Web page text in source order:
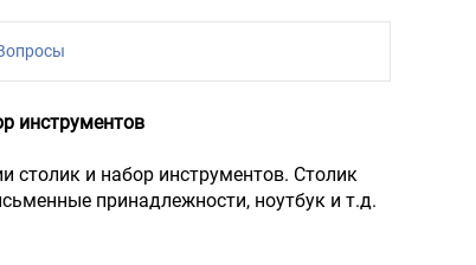
инструментов
столик и набор инструментов. Столик
принадлежности, ноутбук и т.д.